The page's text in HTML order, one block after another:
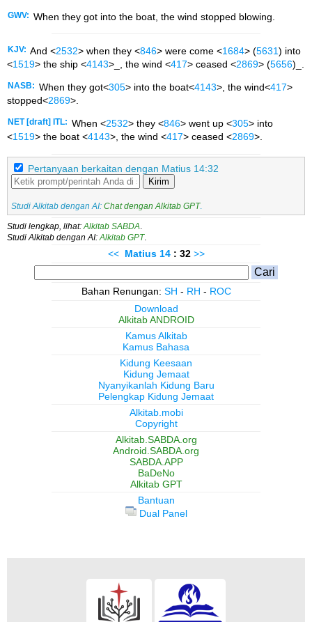
GWV: When they got into the boat, the wind stopped blowing.
KJV: And <2532> when they <846> were come <1684> (5631) into
<1519> the ship <4143>_, the wind <417> ceased <2869> (5656)_.
NASB: When they got<305> into the boat<4143>, the wind<417>
stopped<2869>.
NET [draft] ITL: When <2532> they <846> went up <305> into
<1519> the boat <4143>, the wind <417> ceased <2869>.
Pertanyaan berkaitan dengan Matius 14:32
Kirim
Studi Alkitab dengan AI: Chat dengan Alkitab GPT.
Studi lengkap, lihat: Alkitab SABDA
Studi Alkitab dengan AI: Alkitab GPT.
<< Matius 14 : 32 >>
Bahan Renungan: SH - RH - ROC
Download
Alkitab ANDROID
Kamus Alkitab
Kamus Bahasa
Kidung Keesaan
Kidung Jemaat
Nyanyikanlah Kidung Baru
Pelengkap Kidung Jemaat
Alkitab.mobi
Copyright
Alkitab.SABDA.org
Android.SABDA.org
SABDA.APP
BaDeNo
Alkitab GPT
Bantuan
Dual Panel